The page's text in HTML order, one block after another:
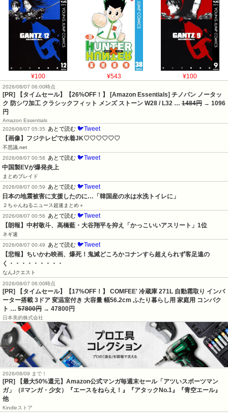
¥100 ¥543 ¥100
2026/08/07 06:00時点
[PR] 【タイムセール】【26%OFF！】 [Amazon Essentials] チノパン ノータッ
ク 防シワ加工 クラシックフィット メンズ ストーン W28 / L32 … 1484円 → 1096
円
Amazon Essentials
2026/08/07 05:35
あとで読む 🐦Tweet
【画像】フジテレビで水着JK♡♡♡♡♡♡
不思議.net
2026/08/07 00:58
あとで読む 🐦Tweet
中国製EVが爆発炎上
まとめブレイド
2026/08/07 00:59
あとで読む 🐦Tweet
日本の地震被害に支援したのに…「韓国産の水は水洗トイレに」
２ちゃんねるニュース超速まとめ＋
2026/08/07 00:56
あとで読む 🐦Tweet
【朗報】中村敬斗、高橋藍・大谷翔平を抑え「かっこいいアスリート」1位
ネギ速
2026/08/07 00:49
あとで読む 🐦Tweet
【悲報】ちいかわ映画、爆死！鬼滅どころかコナンすら超えられず客足遠の
く・・・・・・・・・
なんJクエスト
2026/08/07 06:00時点
[PR] 【タイムセール】【17%OFF！】 COMFEE' 冷蔵庫 271L 自動霜取り インバ
ーター搭載 3ドア 変温室付き 大容量 幅56.2cm ふたり暮らし用 家庭用 コンパク
ト … 57800円 → 47800円
日本美的株式会社
2026/08/09 まで！
[PR]
【最大50%還元】Amazon公式マンガ毎週末セール「アツいスポーツマン
ガ」（#マンガ・少女）『エースをねらえ！』『アタックNo.1』『青空エール』
他
Kindleストア